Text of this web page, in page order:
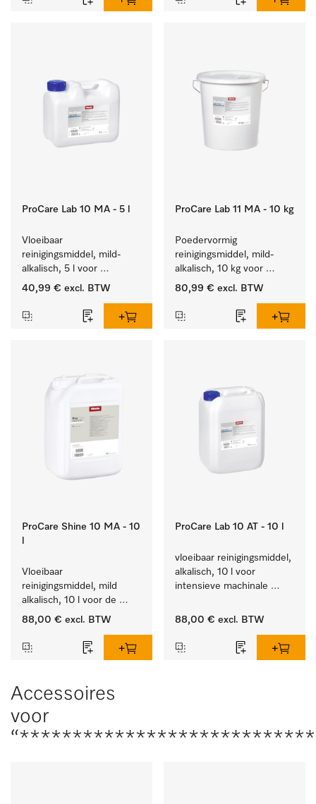
ProCare Lab 10 MA - 5 l
Vloeibaar
reinigingsmiddel, mild-
alkalisch, 5 l voor
materiaalbesparende,
laboratoriumglasw. en -
40,99 € excl. BTW
ProCare Lab 11 MA - 10 kg
Poedervormig
reinigingsmiddel, mild-
alkalisch, 10 kg voor
materiaalbesparende,
laboratoriumglasw. en -
80,99 € excl. BTW
ProCare Shine 10 MA - 10
Vloeibaar
reinigingsmiddel, mild
alkalisch, 10 l voor de
reiniging van lichte
bestek en glazen.
88,00 € excl. BTW
ProCare Lab 10 AT - 10 l
vloeibaar reinigingsmiddel,
alkalisch, 10 l voor
intensieve machinale
laboratoriumglaswerk en -
88,00 € excl. BTW
Accessoires
voor